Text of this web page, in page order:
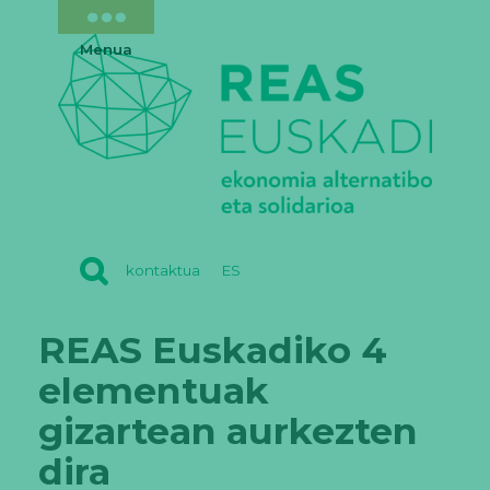
kontaktua ES
Menua
REAS Euskadiko 4
elementuak
gizartean aurkezten
dira